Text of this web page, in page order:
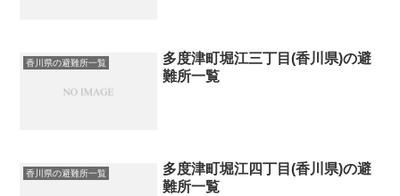
香川県の避難所一覧
多度津町堀江三丁目(香川県)の避
難所一覧
香川県の避難所一覧
多度津町堀江四丁目(香川県)の避
難所一覧